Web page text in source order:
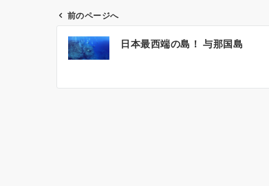
ビ
前のページへ
日本最西端の島！ 与那国島